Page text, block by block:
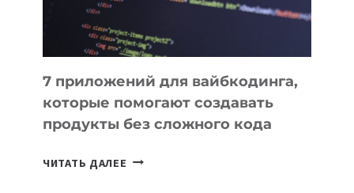
7 приложений для вайбкодинга,
которые помогают создавать
продукты без сложного кода
ЧИТАТЬ ДАЛЕЕ 7